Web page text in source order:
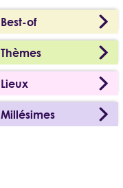
Best-of
Thèmes
Lieux
Millésimes